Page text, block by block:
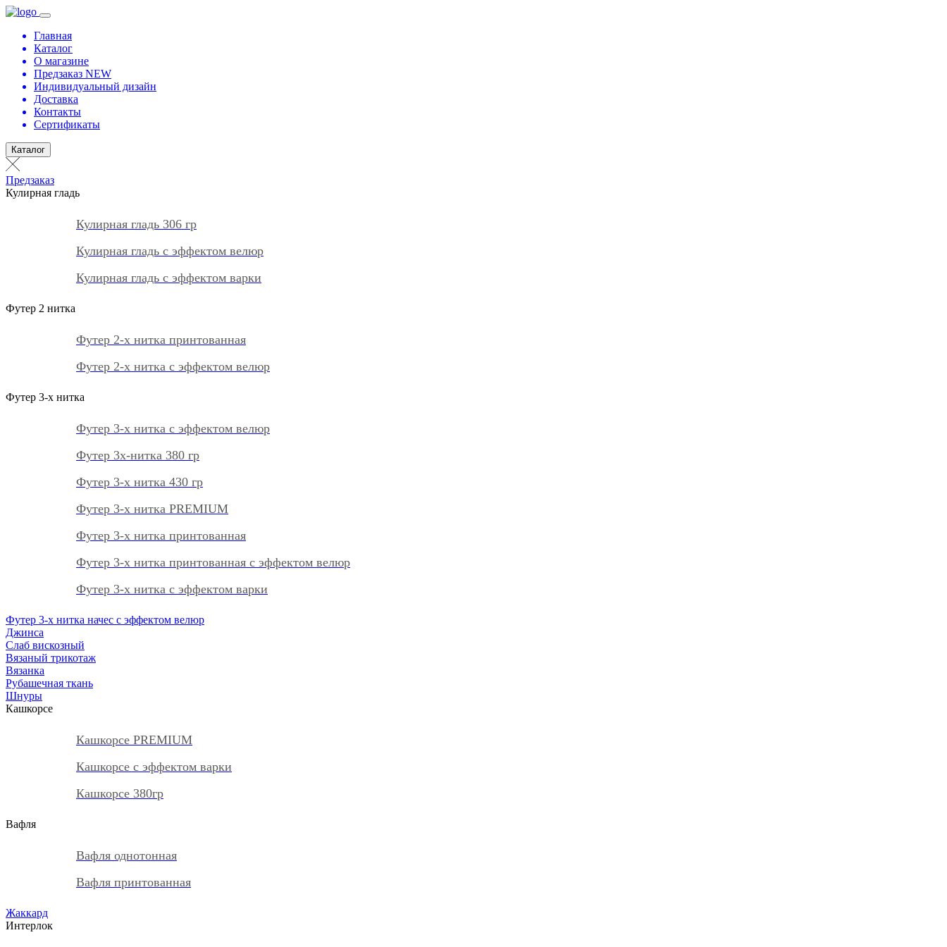
Главная
Каталог
О магазине
Предзаказ NEW
Индивидуальный дизайн
Доставка
Контакты
Сертификаты
Каталог
Предзаказ
Кулирная гладь
Кулирная гладь 306 гр
Кулирная гладь с эффектом велюр
Кулирная гладь с эффектом варки
Футер 2 нитка
Футер 2-х нитка принтованная
Футер 2-х нитка с эффектом велюр
Футер 3-х нитка
Футер 3-х нитка с эффектом велюр
Футер 3х-нитка 380 гр
Футер 3-х нитка 430 гр
Футер 3-х нитка PREMIUM
Футер 3-х нитка принтованная
Футер 3-х нитка принтованная с эффектом велюр
Футер 3-х нитка с эффектом варки
Футер 3-х нитка начес с эффектом велюр
Джинса
Слаб вискозный
Вязаный трикотаж
Вязанка
Рубашечная ткань
Шнуры
Кашкорсе
Кашкорсе PREMIUM
Кашкорсе с эффектом варки
Кашкорсе 380гр
Вафля
Вафля однотонная
Вафля принтованная
Жаккард
Интерлок